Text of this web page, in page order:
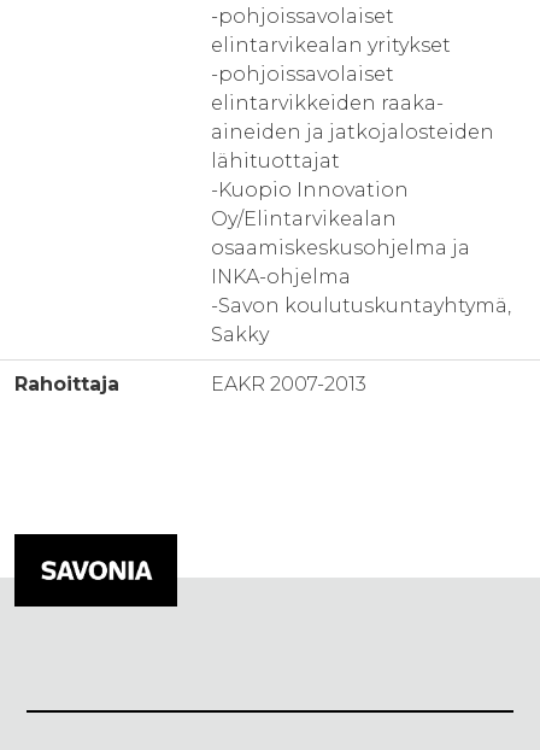
-pohjoissavolaiset
elintarvikealan yritykset
-pohjoissavolaiset
elintarvikkeiden raaka-
aineiden ja jatkojalosteiden
lähituottajat
-Kuopio Innovation
Oy/Elintarvikealan
osaamiskeskusohjelma ja
INKA-ohjelma
-Savon koulutuskuntayhtymä,
Sakky
Rahoittaja EAKR 2007-2013